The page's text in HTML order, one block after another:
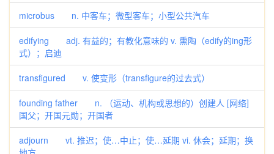
microbus n. 中客车；微型客车；小型公共汽车
edifying adj. 有益的；有教化意味的 v. 熏陶（edify的ing形
式）；启迪
transfigured v. 使变形（transfigure的过去式）
founding father n. （运动、机构或思想的）创建人 [网络]
国父；开国元勋；开国者
adjourn vt. 推迟；使…中止；使…延期 vi. 休会；延期；换